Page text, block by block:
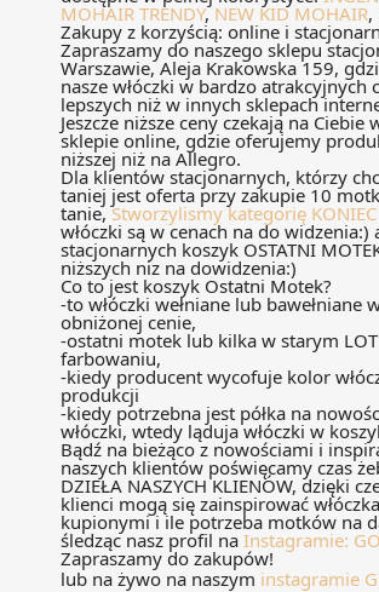
MOHAIR TRENDY,NEW KID MOHAIR,
Zakupy z korzyścią: online i
Zapraszamy do naszego sklepu
Warszawie, Aleja Krakowska 159,
nasze włóczki w bardzo atrakcyjnych
lepszych niż w innych sklepach
Jeszcze niższe ceny czekają na Ciebie
sklepie online, gdzie oferujemy
niższej niż na Allegro.
Dla klientów stacjonarnych, którzy
taniej jest oferta przy zakupie 10
tanie,Stworzylismy kategorię KONIEC
włóczki są w cenach na do widzenia:)
stacjonarnych koszyk OSTATNI
niższych niz na dowidzenia:)
Co to jest koszyk Ostatni Motek?
-to włóczki wełniane lub bawełniane
obniżonej cenie,
-ostatni motek lub kilka w starym
farbowaniu,
-kiedy producent wycofuje kolor
produkcji
-kiedy potrzebna jest półka na
włóczki, wtedy ląduja włóczki w
Bądź na bieżąco z nowościami i
naszych klientów poświęcamy czas
DZIEŁA NASZYCH KLIENÓW, dzięki
klienci mogą się zainspirować
kupionymi i ile potrzeba motków na
śledząc nasz profil na Instagramie:
Zapraszamy do zakupów!
lub na żywo na naszym instagramie